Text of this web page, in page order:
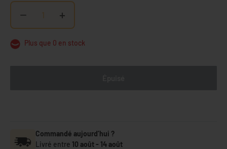
− +
Plus que 0 en stock
Commandé aujourd’hui ?
Livré entre 10 août- 14 août